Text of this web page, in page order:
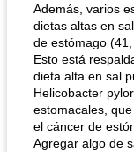
Además, varios
dietas altas en
de estómago
Esto está
dieta alta en sal
Helicobacter
estomacales,
el cáncer de
Agregar algo de